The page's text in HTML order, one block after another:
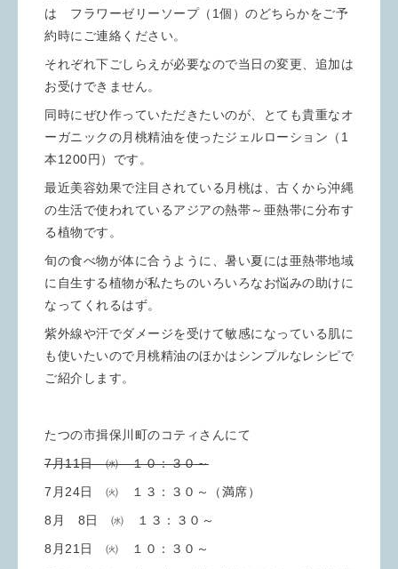
は フラワーゼリーソープ（1個）のどちらかをご予
約時にご連絡ください。
それぞれ下ごしらえが必要なので当日の変更、追加は
お受けできません。
同時にぜひ作っていただきたいのが、とても貴重なオ
ーガニックの月桃精油を使ったジェルローション（1
本1200円）です。
最近美容効果で注目されている月桃は、古くから沖縄
の生活で使われているアジアの熱帯～亜熱帯に分布す
る植物です。
旬の食べ物が体に合うように、暑い夏には亜熱帯地域
に自生する植物が私たちのいろいろなお悩みの助けに
なってくれるはず。
紫外線や汗でダメージを受けて敏感になっている肌に
も使いたいので月桃精油のほかはシンプルなレシピで
ご紹介します。
たつの市揖保川町のコティさんにて
7月11日 ㈬ １０：３０～
7月24日 ㈫ １３：３０～（満席）
8月 8日 ㈬ １３：３０～
8月21日 ㈫ １０：３０～